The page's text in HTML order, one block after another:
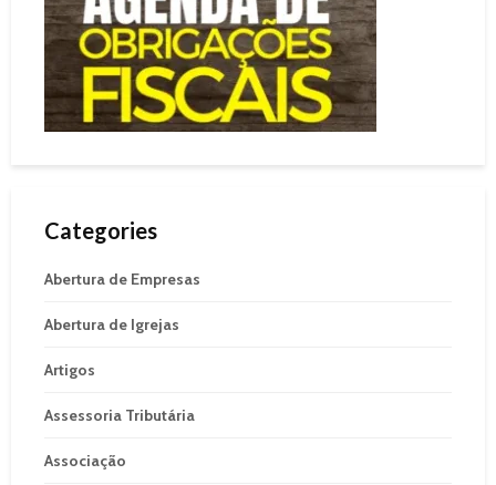
Categories
Abertura de Empresas
Abertura de Igrejas
Artigos
Assessoria Tributária
Associação